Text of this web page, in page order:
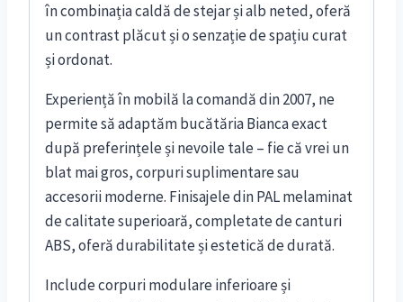
în combinația caldă de stejar și alb neted, oferă
un contrast plăcut și o senzație de spațiu curat
și ordonat.
Experiență în mobilă la comandă din 2007, ne
permite să adaptăm bucătăria Bianca exact
după preferințele și nevoile tale – fie că vrei un
blat mai gros, corpuri suplimentare sau
accesorii moderne. Finisajele din PAL melaminat
de calitate superioară, completate de canturi
ABS, oferă durabilitate și estetică de durată.
Include corpuri modulare inferioare și